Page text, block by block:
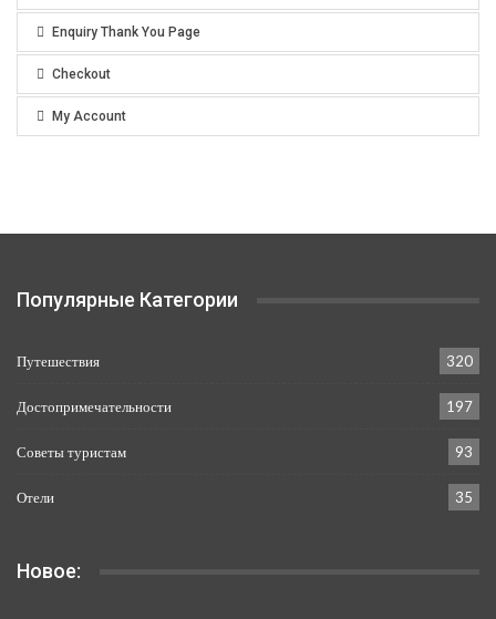
Enquiry Thank You Page
Checkout
My Account
Популярные Категории
Путешествия 320
Достопримечательности 197
Советы туристам 93
Отели 35
Новое: